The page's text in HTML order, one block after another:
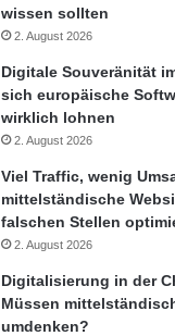
wissen sollten
2. August 2026
Digitale Souveränität
sich europäische
wirklich lohnen
2. August 2026
Viel Traffic, wenig
mittelständische
falschen Stellen
2. August 2026
Digitalisierung in der
Müssen
umdenken?